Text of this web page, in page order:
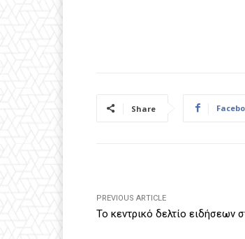
Share
PREVIOUS ARTICLE
Το κεντρικό δελτίο ειδήσεων